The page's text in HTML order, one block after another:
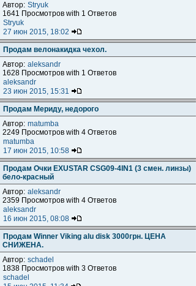
Автор: Stryuk
1641 Просмотров with 1 Ответов
Stryuk
27 июн 2015, 18:02
Продам велонакидка чехол.
Автор: aleksandr
1628 Просмотров with 1 Ответов
aleksandr
23 июн 2015, 15:31
Продам Мериду, недорого
Автор: matumba
2249 Просмотров with 4 Ответов
matumba
17 июн 2015, 10:58
Продам Очки EXUSTAR CSG09-4IN1 (3 смен. линзы)
бело-красный
Автор: aleksandr
2359 Просмотров with 4 Ответов
aleksandr
16 июн 2015, 08:08
Продам Winner Viking alu disk 3000грн. ЦЕНА
СНИЖЕНА.
Автор: schadel
1838 Просмотров with 3 Ответов
schadel